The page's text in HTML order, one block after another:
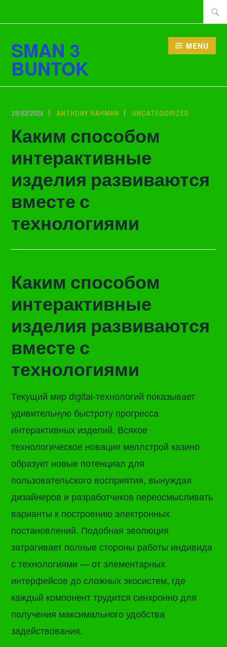
ke
Cari
SMAN 3
BUNTOK
MENU
19/03/2026 ANTHONY RAHMAN UNCATEGORIZED
Каким способом
интерактивные
изделия развиваются
вместе с
технологиями
Каким способом
интерактивные
изделия развиваются
вместе с
технологиями
Текущий мир digital-технологий показывает
удивительную быстроту прогресса
интерактивных изделий. Всякое
технологическое новация меллстрой казино
образует новые потенциал для
пользовательского восприятия, вынуждая
дизайнеров и разработчиков переосмысливать
варианты к построению электронных
постановлений. Подобная эволюция
затрагивает полные стороны работы индивида
с технологиями — от элементарных
интерфейсов до сложных экосистем, где
каждый компонент трудится синхронно для
получения максимального удобства
задействования.